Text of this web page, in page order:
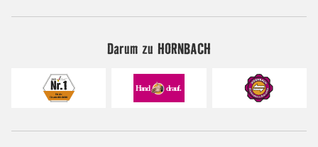
Darum zu HORNBACH